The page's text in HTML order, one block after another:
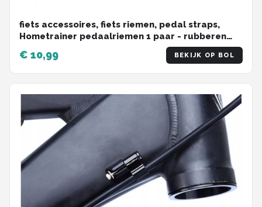
fiets accessoires, fiets riemen, pedal straps,
Hometrainer pedaalriemen 1 paar - rubberen
pedaalriemen - verstelbare lengte universele
pedaalriem - rubberen antislip
hometraineronderdelen,
Krachtstationaccessoires
€ 10,99 BEKIJK OP BOL